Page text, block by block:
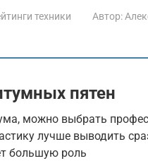
техники Автор:
пятен
можно выбрать
лучше выводить
большую роль